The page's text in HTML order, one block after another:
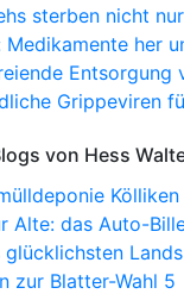
sterben nicht
her
Entsorgung
Grippeviren
von Hess
Kölliken
Alte: das Auto-
Lands
zur Blatter-Wahl 5